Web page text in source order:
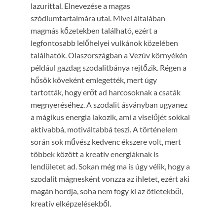
lazurittal. Elnevezése a magas
szódiumtartalmára utal. Mivel általában
magmás kőzetekben található, ezért a
legfontosabb lelőhelyei vulkánok közelében
találhatók. Olaszországban a Vezúv környékén
például gazdag szodalitbánya rejtőzik. Régen a
hősök köveként emlegették, mert úgy
tartották, hogy erőt ad harcosoknak a csaták
megnyeréséhez. A szodalit ásványban ugyanez
a mágikus energia lakozik, ami a viselőjét sokkal
aktívabbá, motiváltabbá teszi. A történelem
során sok művész kedvenc ékszere volt, mert
többek között a kreatív energiáknak is
lendületet ad. Sokan még ma is úgy vélik, hogy a
szodalit mágnesként vonzza az ihletet, ezért aki
magán hordja, soha nem fogy ki az ötletekből,
kreatív elképzelésekből.